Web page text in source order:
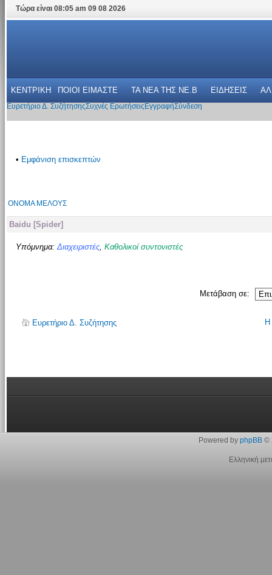
Τώρα είναι 08:05 am 09 08 2026
ΚΕΝΤΡΙΚΗ ΠΟΙΟΙ ΕΙΜΑΣΤΕ ΤΑ ΝΕΑ THΣ NE.B ΕΙΔΗΣΕΙΣ
Ευρετήριο Δ. ΣυζήτησηςΣυχνές Ερωτήσεις ΕγγραφήΣύνδεση
• Εμφάνιση επισκεπτών
ΌΝΟΜΑ ΜΈΛΟΥΣ
Baidu [Spider]
Υπόμνημα:Διαχειριστές, Καθολικοί συντονιστές
Μετάβαση σε:
Ευρετήριο Δ. Συζήτησης Η
Powered by phpBB©
Ελληνική